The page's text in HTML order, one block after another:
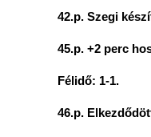
42.p. Szegi
45.p. +2 perc
Félidő: 1-1.
46.p.